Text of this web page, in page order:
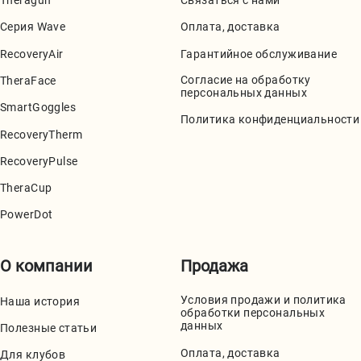
Серия Wave
RecoveryAir
TheraFace
SmartGoggles
RecoveryTherm
RecoveryPulse
TheraCup
PowerDot
Оплата, доставка
Гарантийное обслуживание
Согласие на обработку
персональных данных
Политика конфиденциальности
О компании
Наша история
Полезные статьи
Для клубов
Продажа
Условия продажи и политика
обработки персональных
данных
Оплата, доставка